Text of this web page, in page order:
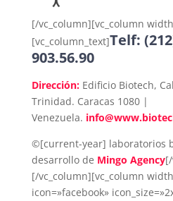
[/vc_column][vc_column
[vc_column_text]Telf:
903.56.90
Dirección:Edificio Biotech,
Trinidad. Caracas 1080 |
Venezuela.
©[current-year] laboratorios
desarrollo de Mingo Agency
[/vc_column][vc_column
icon=»facebook»